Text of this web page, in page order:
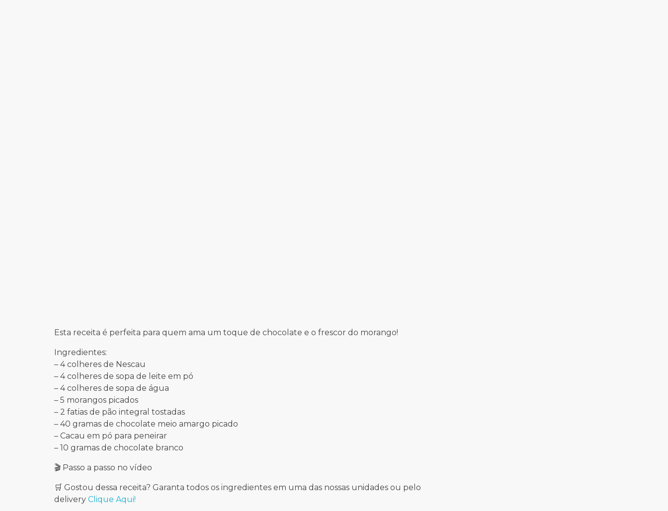
Esta receita é perfeita para quem ama um toque de chocolate e o frescor do morango!
Ingredientes:
– 4 colheres de Nescau
– 4 colheres de sopa de leite em pó
– 4 colheres de sopa de água
– 5 morangos picados
– 2 fatias de pão integral tostadas
– 40 gramas de chocolate meio amargo picado
– Cacau em pó para peneirar
– 10 gramas de chocolate branco
🎬 Passo a passo no vídeo
🛒 Gostou dessa receita? Garanta todos os ingredientes em uma das nossas unidades ou pelo
delivery Clique Aqui!